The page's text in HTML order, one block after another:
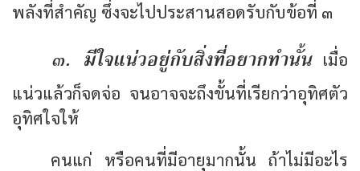
พลังที่สำคัญ ซึ่งจะไปประสานสอดรับกับข้อที่ ๓
๓. มีใจแน่วอยู่กับสิ่งที่อยากทำนั้นเมื่อ
แน่วแล้วก็จดจ่อ จนอาจจะถึงขั้นที่เรียกว่าอุทิศตัว
อุทิศใจให้
คนแก่ หรือคนที่มีอายุมากนั้น ถ้าไม่มีอะไร